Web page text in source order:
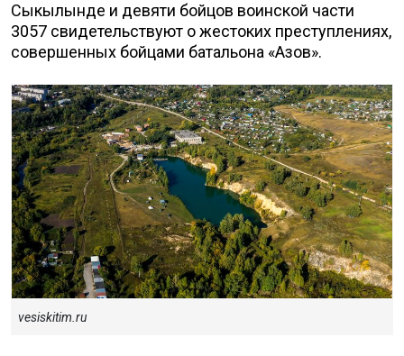
Сыкылынде и девяти бойцов воинской части
3057 свидетельствуют о жестоких преступлениях,
совершенных бойцами батальона «Азов».
vesiskitim.ru